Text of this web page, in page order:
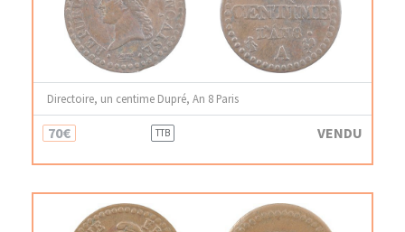
Directoire, un centime Dupré, An 8 Paris
70€ TTB VENDU